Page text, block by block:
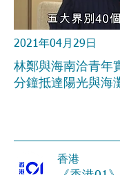
2021年04月29日
林鄭與海南洽青
分鐘抵達陽光與海
香港